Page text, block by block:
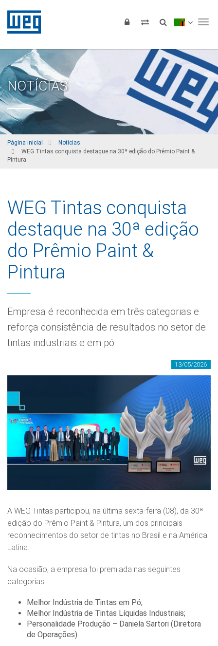
NOTÍCIAS
Página inicial
Notícias
WEG Tintas conquista destaque na 30ª edição do Prêmio Paint &
Pintura
WEG Tintas conquista
destaque na 30ª edição
do Prêmio Paint &
Pintura
Empresa é reconhecida em três categorias e
reforça consistência de resultados no setor de
tintas industriais e em pó
13/05/2026
A WEG Tintas participou, na última sexta‑feira (08), da 30ª
edição do Prêmio Paint & Pintura, um dos principais
reconhecimentos do setor de tintas no Brasil e na América
Latina.
Na ocasião, a empresa foi premiada nas seguintes
categorias:
Melhor Indústria de Tintas em Pó;
Melhor Indústria de Tintas Líquidas Industriais;
Personalidade Produção – Daniela Sartori (Diretora
de Operações).